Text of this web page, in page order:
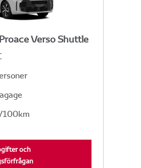
Verso Shuttle
100km
och